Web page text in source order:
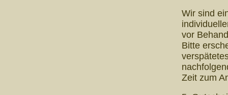
Wir sind
vor
Bitte
Zeit zum